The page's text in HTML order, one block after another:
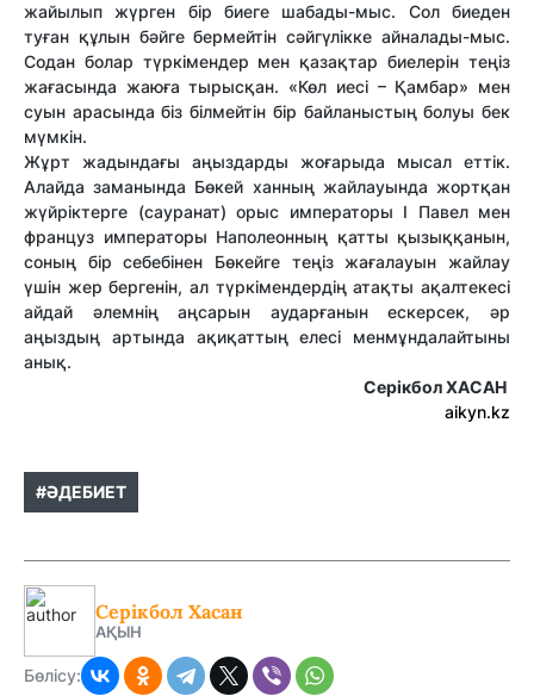
жайылып жүрген бір биеге шабады-мыс. Сол биеден
туған құлын бәйге бермейтін сәйгүлікке айналады-мыс.
Содан болар түркімендер мен қазақтар биелерін теңіз
жағасында жаюға тырысқан. «Көл иесі – Қамбар» мен
суын арасында біз білмейтін бір байланыстың болуы бек
мүмкін.
Жұрт жадындағы аңыздарды жоғарыда мысал еттік.
Алайда заманында Бөкей ханның жайлауында жортқан
жүйріктерге (сауранат) орыс императоры І Павел мен
француз императоры Наполеонның қатты қызыққанын,
соның бір себебінен Бөкейге теңіз жағалауын жайлау
үшін жер бергенін, ал түркімендердің атақты ақалтекесі
айдай әлемнің аңсарын аударғанын ескерсек, әр
аңыздың артында ақиқаттың елесі менмұндалайтыны
анық.
Серікбол ХАСАН
aikyn.kz
#ӘДЕБИЕТ
Серікбол Хасан
АҚЫН
Бөлісу: